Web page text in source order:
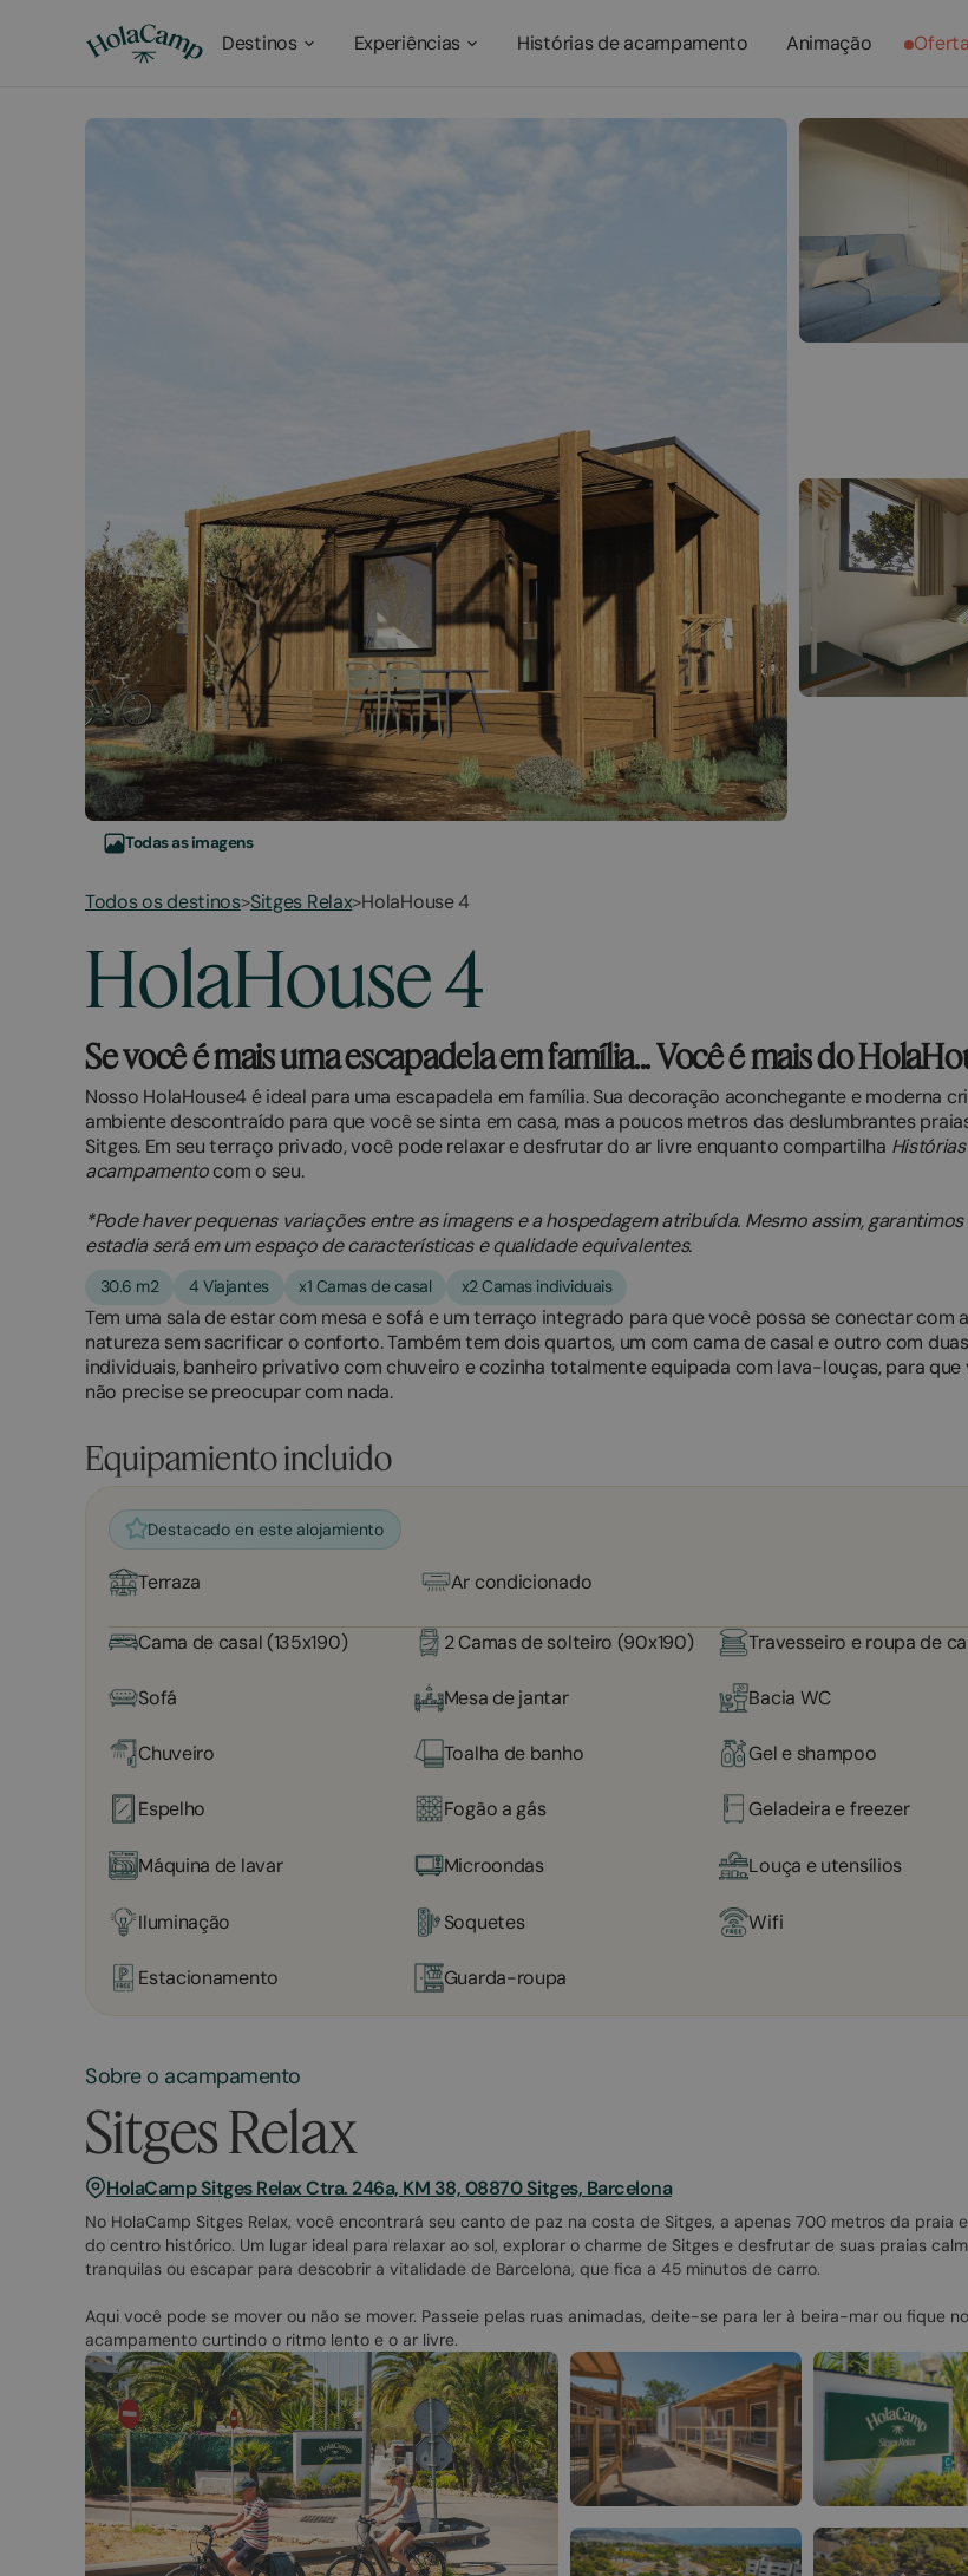
Destinos Experiências Histórias de acampamento Animação
Todas as imagens
Todos os destinos>Sitges Relax
2,
2026
2,
2025
>HolaHouse 4
HolaHouse 4
Se você é mais uma escapadela em família... Você é mais do
Nosso HolaHouse4 é ideal para uma escapadela em família. Sua decoração aconchegante e moderna
ambiente descontraído para que você se sinta em casa, mas a poucos metros das deslumbrantes
Sitges. Em seu terraço privado, você pode relaxar e desfrutar do ar livre enquanto compartilha
acampamentocom o seu.
*Pode haver pequenas variações entre as imagens e a hospedagem atribuída. Mesmo assim, garantimos
estadia será em um espaço de características e qualidade equivalentes.
30.6 m2 4 Viajantes x1 Camas de casal x2 Camas individuais
Tem uma sala de estar com mesa e sofá e um terraço integrado para que você possa se conectar com a
natureza sem sacrificar o conforto. Também tem dois quartos, um com cama de casal e outro com
individuais, banheiro privativo com chuveiro e cozinha totalmente equipada com lava-louças, para que
não precise se preocupar com nada.
Equipamiento incluido
Destacado en este alojamiento
Terraza Ar condicionado
Cama de casal (135x190) 2 Camas de solteiro (90x190) Travesseiro e roupa de
Sofá Mesa de jantar Bacia WC
Chuveiro Toalha de banho Gel e shampoo
Espelho Fogão a gás Geladeira e freezer
Máquina de lavar Microondas Louça e utensílios
Iluminação Soquetes Wifi
Estacionamento Guarda-roupa
Sobre o acampamento
Sitges Relax
HolaCamp Sitges Relax Ctra. 246a, KM 38, 08870 Sitges, Barcelona
No HolaCamp Sitges Relax, você encontrará seu canto de paz na costa de Sitges, a apenas 700 metros da praia
do centro histórico. Um lugar ideal para relaxar ao sol, explorar o charme de Sitges e desfrutar de suas praias
tranquilas ou escapar para descobrir a vitalidade de Barcelona, que fica a 45 minutos de carro.
Aqui você pode se mover ou não se mover. Passeie pelas ruas animadas, deite-se para ler à beira-mar ou fique no
acampamento curtindo o ritmo lento e o ar livre.